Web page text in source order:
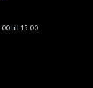
till 15.00.